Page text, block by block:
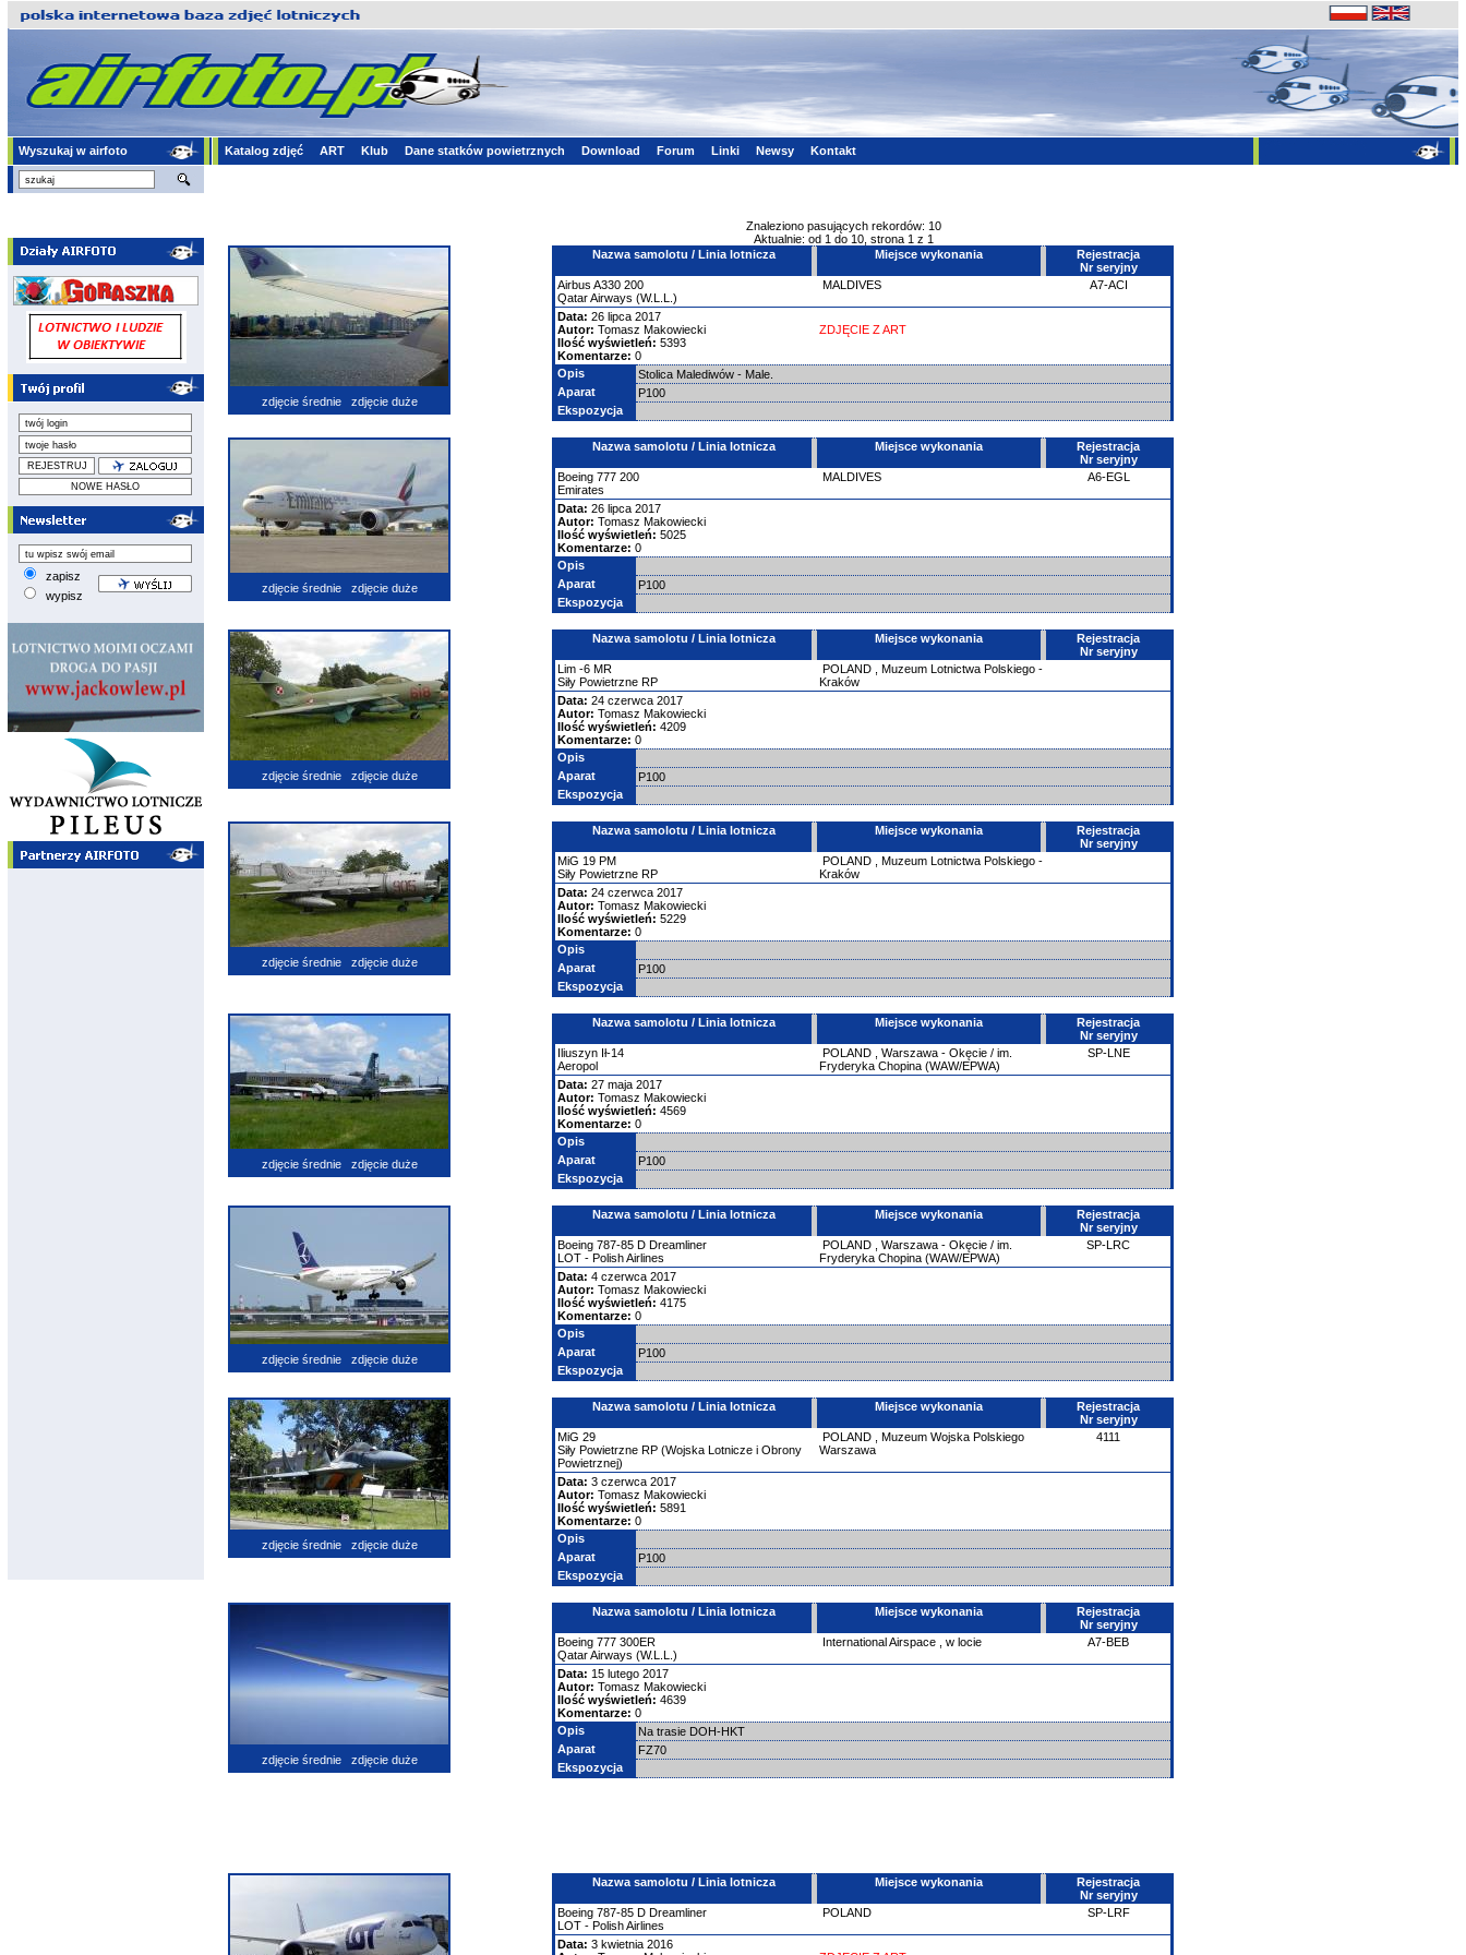
Wyszukaj w airfoto Katalog zdjęć ART Klub Dane statków powietrznych Download Forum Linki Newsy Kontakt
zapisz
wypisz
Znaleziono pasujących rekordów: 10
Aktualnie: od 1 do 10, strona 1 z 1
zdjęcie średnie zdjęcie duże
Nazwa samolotu / Linia lotnicza Miejsce wykonania
Rejestracja
Nr seryjny
Airbus A330 200
Qatar Airways (W.L.L.)
MALDIVES A7-ACI
Data: 26 lipca 2017
Autor: Tomasz Makowiecki
Ilość wyświetleń: 5393
Komentarze: 0
ZDJĘCIE Z ART
Opis
Stolica Malediwów - Male.
Aparat
P100
Ekspozycja
zdjęcie średnie zdjęcie duże
Nazwa samolotu / Linia lotnicza Miejsce wykonania
Rejestracja
Nr seryjny
Boeing 777 200
Emirates
MALDIVES A6-EGL
Data: 26 lipca 2017
Autor: Tomasz Makowiecki
Ilość wyświetleń: 5025
Komentarze: 0
Opis
Aparat
P100
Ekspozycja
zdjęcie średnie zdjęcie duże
Nazwa samolotu / Linia lotnicza Miejsce wykonania
Rejestracja
Nr seryjny
Lim -6 MR
Siły Powietrzne RP
POLAND
Muzeum Lotnictwa Polskiego -
Kraków
Data: 24 czerwca 2017
Autor: Tomasz Makowiecki
Ilość wyświetleń: 4209
Komentarze: 0
Opis
Aparat
P100
Ekspozycja
zdjęcie średnie zdjęcie duże
Nazwa samolotu / Linia lotnicza Miejsce wykonania
Rejestracja
Nr seryjny
MiG 19 PM
Siły Powietrzne RP
POLAND
Muzeum Lotnictwa Polskiego -
Kraków
Data: 24 czerwca 2017
Autor: Tomasz Makowiecki
Ilość wyświetleń: 5229
Komentarze: 0
Opis
Aparat
P100
Ekspozycja
zdjęcie średnie zdjęcie duże
Nazwa samolotu / Linia lotnicza Miejsce wykonania
Rejestracja
Nr seryjny
Iliuszyn Ił-14
Aeropol
POLAND
Warszawa - Okęcie / im.
Fryderyka Chopina (WAW/EPWA)
SP-LNE
Data: 27 maja 2017
Autor: Tomasz Makowiecki
Ilość wyświetleń: 4569
Komentarze: 0
Opis
Aparat
P100
Ekspozycja
zdjęcie średnie zdjęcie duże
Nazwa samolotu / Linia lotnicza Miejsce wykonania
Rejestracja
Nr seryjny
Boeing 787-85 D Dreamliner
LOT - Polish Airlines
POLAND
Warszawa - Okęcie / im.
Fryderyka Chopina (WAW/EPWA)
SP-LRC
Data: 4 czerwca 2017
Autor: Tomasz Makowiecki
Ilość wyświetleń: 4175
Komentarze: 0
Opis
Aparat
P100
Ekspozycja
zdjęcie średnie zdjęcie duże
Nazwa samolotu / Linia lotnicza Miejsce wykonania
Rejestracja
Nr seryjny
MiG 29
Siły Powietrzne RP (Wojska Lotnicze i Obrony
Powietrznej)
POLAND
Muzeum Wojska Polskiego
Warszawa
4111
Data: 3 czerwca 2017
Autor: Tomasz Makowiecki
Ilość wyświetleń: 5891
Komentarze: 0
Opis
Aparat
P100
Ekspozycja
zdjęcie średnie zdjęcie duże
Nazwa samolotu / Linia lotnicza Miejsce wykonania
Rejestracja
Nr seryjny
Boeing 777 300ER
Qatar Airways (W.L.L.)
International Airspace w locie A7-BEB
Data: 15 lutego 2017
Autor: Tomasz Makowiecki
Ilość wyświetleń: 4639
Komentarze: 0
Opis
Na trasie DOH-HKT
Aparat
FZ70
Ekspozycja
Nazwa samolotu / Linia lotnicza Miejsce wykonania
Rejestracja
Nr seryjny
Boeing 787-85 D Dreamliner
LOT - Polish Airlines
POLAND SP-LRF
Data: 3 kwietnia 2016